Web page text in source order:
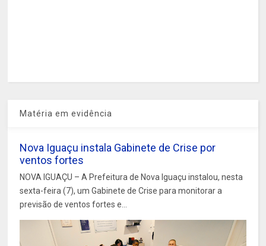
Matéria em evidência
Nova Iguaçu instala Gabinete de Crise por
ventos fortes
NOVA IGUAÇU – A Prefeitura de Nova Iguaçu instalou, nesta
sexta-feira (7), um Gabinete de Crise para monitorar a
previsão de ventos fortes e...